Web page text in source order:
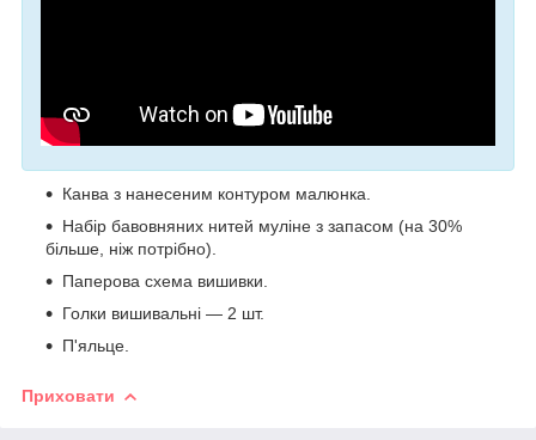
Канва з нанесеним контуром малюнка.
Набір бавовняних нитей муліне з запасом (на 30%
більше, ніж потрібно).
Паперова схема вишивки.
Голки вишивальні — 2 шт.
П'яльце.
Приховати